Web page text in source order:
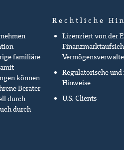
familiäre
können
Berater
durch
durch
Rechtliche
Lizenziert von der
Regulatorische
Hinweise
U.S. Clients